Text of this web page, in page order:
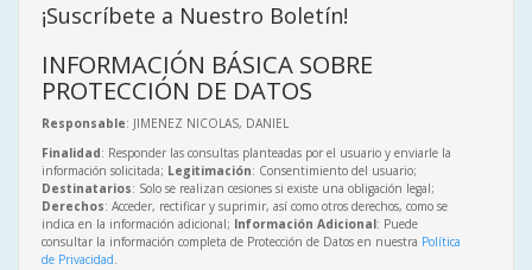
¡Suscríbete a Nuestro Boletín!
INFORMACIÓN BÁSICA SOBRE
PROTECCIÓN DE DATOS
Responsable: JIMENEZ NICOLAS, DANIEL
Finalidad: Responder las consultas planteadas por el usuario y enviarle la
información solicitada; Legitimación: Consentimiento del usuario;
Destinatarios: Solo se realizan cesiones si existe una obligación legal;
Derechos: Acceder, rectificar y suprimir, así como otros derechos, como se
indica en la información adicional; Información Adicional: Puede
consultar la información completa de Protección de Datos en nuestra Política
de Privacidad.